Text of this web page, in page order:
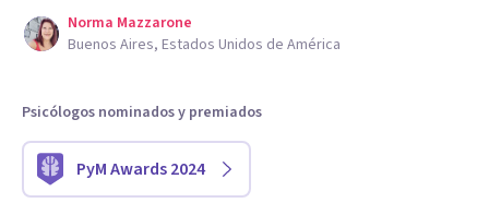
Norma Mazzarone
Buenos Aires, Estados Unidos de América
Psicólogos nominados y premiados
PyM Awards 2024